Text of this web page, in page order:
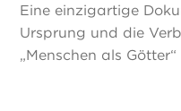
Eine einzigartige
Ursprung und die
„Menschen als